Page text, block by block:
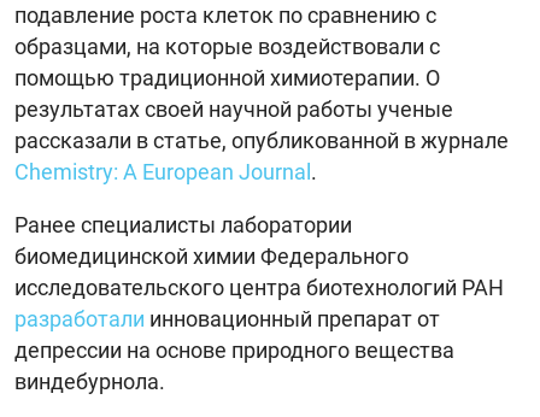
подавление роста клеток по сравнению с
образцами, на которые воздействовали с
помощью традиционной химиотерапии. О
результатах своей научной работы ученые
рассказали в статье, опубликованной в журнале
Chemistry: A European Journal.
Ранее специалисты лаборатории
биомедицинской химии Федерального
исследовательского центра биотехнологий РАН
разработали инновационный препарат от
депрессии на основе природного вещества
виндебурнола.